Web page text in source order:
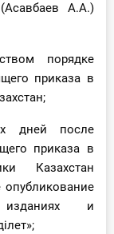
А.А.)
порядке
приказа в
дней после
приказа в
Казахстан
и